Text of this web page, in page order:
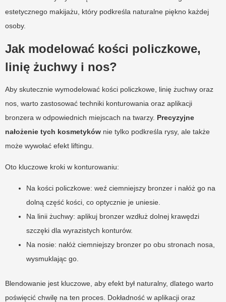
estetycznego makijażu, który podkreśla naturalne piękno każdej
osoby.
Jak modelować kości policzkowe,
linię żuchwy i nos?
Aby skutecznie wymodelować kości policzkowe, linię żuchwy oraz
nos, warto zastosować techniki konturowania oraz aplikacji
bronzera w odpowiednich miejscach na twarzy. Precyzyjne
nałożenie tych kosmetyków nie tylko podkreśla rysy, ale także
może wywołać efekt liftingu.
Oto kluczowe kroki w konturowaniu:
Na kości policzkowe: weź ciemniejszy bronzer i nałóż go na
dolną część kości, co optycznie je uniesie.
Na linii żuchwy: aplikuj bronzer wzdłuż dolnej krawędzi
szczęki dla wyrazistych konturów.
Na nosie: nałóż ciemniejszy bronzer po obu stronach nosa,
wysmuklając go.
Blendowanie jest kluczowe, aby efekt był naturalny, dlatego warto
poświęcić chwilę na ten proces. Dokładność w aplikacji oraz